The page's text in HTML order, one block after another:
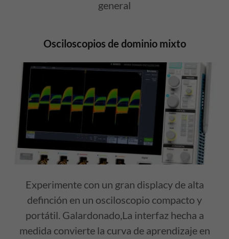
general
Osciloscopios de dominio mixto
Experimente con un gran displacy de alta
definción en un osciloscopio compacto y
portátil. Galardonado,La interfaz hecha a
medida convierte la curva de aprendizaje en